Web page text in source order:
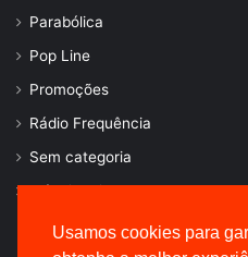
Usamos cookies para
Parabólica
Pop Line
Promoções
Rádio Frequência
Sem categoria
Trânsito Livre